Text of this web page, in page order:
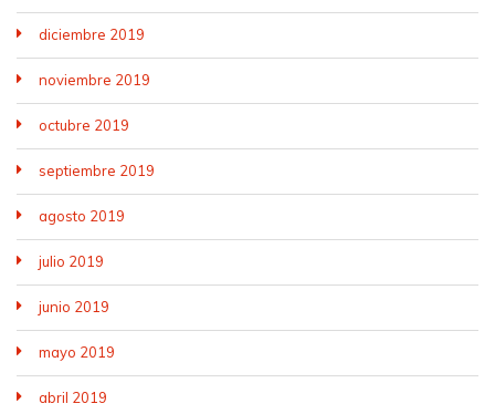
diciembre 2019
noviembre 2019
octubre 2019
septiembre 2019
agosto 2019
julio 2019
junio 2019
mayo 2019
abril 2019